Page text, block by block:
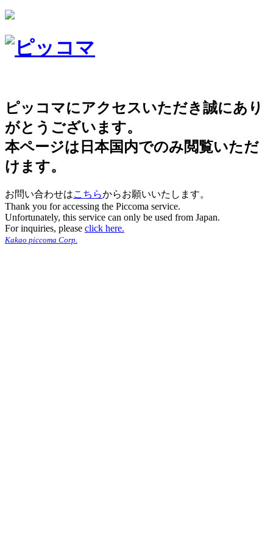
ピッコマにアクセスいただき誠にあり
がとうございます。
本ページは日本国内でのみ閲覧いただ
けます。
お問い合わせはこちらからお願いいたします。
Thank you for accessing the Piccoma service.
Unfortunately, this service can only be used from Japan.
For inquiries, please click here.
Kakao piccoma Corp.